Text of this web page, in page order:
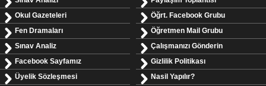
Okul Gazeteleri
Fen Dramaları
Sınav Analiz
Facebook Sayfamız
Üyelik Sözleşmesi
Öğrt. Facebook Grubu
Öğretmen Mail Grubu
Çalışmanızı Gönderin
Gizlilik Politikası
Nasil Yapılır?